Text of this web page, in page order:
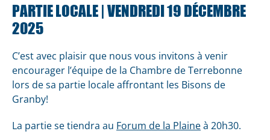
PARTIE LOCALE | VENDREDI 19 DÉCEMBRE
2025
C’est avec plaisir que nous vous invitons à venir
encourager l’équipe de la Chambre de Terrebonne
lors de sa partie locale affrontant les Bisons de
Granby!
La partie se tiendra au Forum de la Plaineà 20h30.